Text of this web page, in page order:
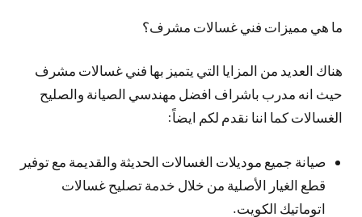
ما هي مميزات فني غسالات مشرف؟
هناك العديد من المزايا التي يتميز بها فني غسالات مشرف
حيث انه مدرب باشراف افضل مهندسي الصيانة والصليح
الغسالات كما اننا نقدم لكم ايضاً:
صيانة جميع موديلات الغسالات الحديثة والقديمة مع توفير
قطع الغيار الأصلية من خلال خدمة تصليح غسالات
اتوماتيك الكويت.